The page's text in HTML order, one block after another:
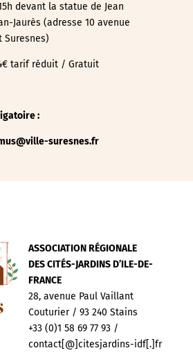
devant la statue de Jean
Jaurès (adresse 10 avenue
Suresnes)
tarif réduit / Gratuit
:
suresnes.fr
ASSOCIATION RÉGIONALE
DES CITÉS-JARDINS D’ILE-DE-
FRANCE
28, avenue Paul Vaillant
Couturier / 93 240 Stains
+33 (0)1 58 69 77 93 /
contact[@]citesjardins-idf[.]fr